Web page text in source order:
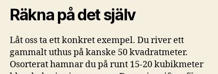
Räkna på det själv
Låt oss ta ett konkret exempel. Du river ett
gammalt uthus på kanske 50 kvadratmeter.
Osorterat hamnar du på runt 15-20 kubikmeter